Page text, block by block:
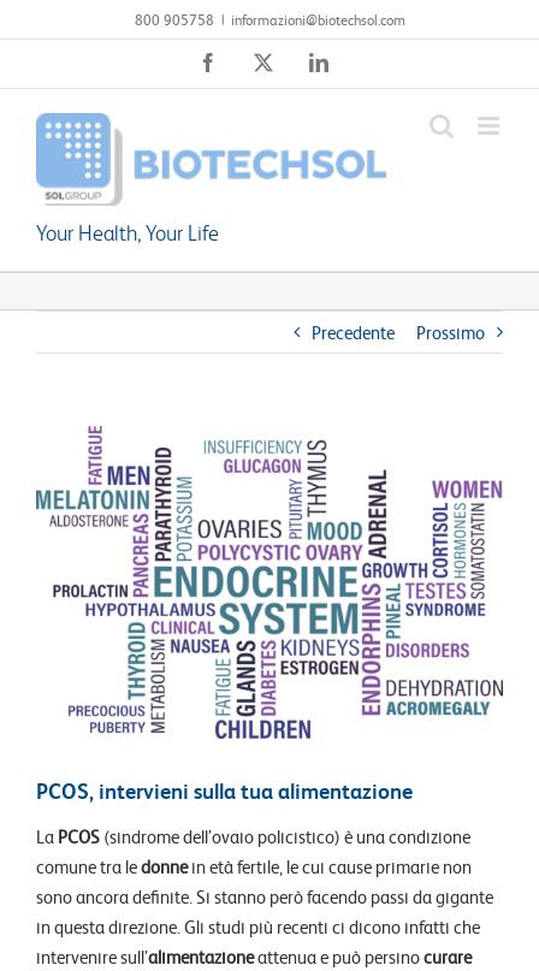
al
800 905758 | informazioni@biotechsol.com
Facebook LinkedIn
Your Health, Your Life
Precedente Prossimo
Ingrandisci
immagine
PCOS, intervieni sulla tua alimentazione
La PCOS (sindrome dell’ovaio policistico) è una condizione
comune tra ledonnein età fertile, le cui cause primarie non
sono ancora definite. Si stanno però facendo passi da gigante
in questa direzione. Gli studi più recenti ci dicono infatti che
intervenire sull’alimentazioneattenua e può persinocurare